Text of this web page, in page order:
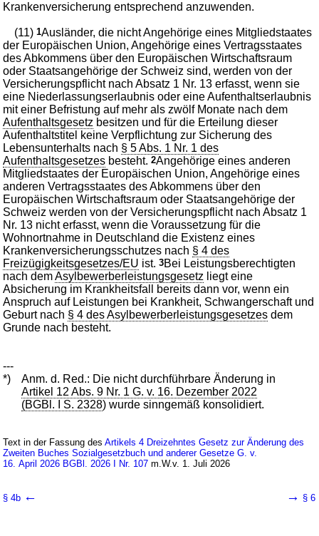
Krankenversicherung entsprechend anzuwenden.
(11)1Ausländer, die nicht Angehörige eines Mitgliedstaates
der Europäischen Union, Angehörige eines Vertragsstaates
des Abkommens über den Europäischen Wirtschaftsraum
oder Staatsangehörige der Schweiz sind, werden von der
Versicherungspflicht nach Absatz 1 Nr. 13 erfasst, wenn sie
eine Niederlassungserlaubnis oder eine Aufenthaltserlaubnis
mit einer Befristung auf mehr als zwölf Monate nach dem
Aufenthaltsgesetz besitzen und für die Erteilung dieser
Aufenthaltstitel keine Verpflichtung zur Sicherung des
Lebensunterhalts nach § 5 Abs. 1 Nr. 1 des
Aufenthaltsgesetzes besteht.2Angehörige eines anderen
Mitgliedstaates der Europäischen Union, Angehörige eines
anderen Vertragsstaates des Abkommens über den
Europäischen Wirtschaftsraum oder Staatsangehörige der
Schweiz werden von der Versicherungspflicht nach Absatz 1
Nr. 13 nicht erfasst, wenn die Voraussetzung für die
Wohnortnahme in Deutschland die Existenz eines
Krankenversicherungsschutzes nach § 4 des
Freizügigkeitsgesetzes/EU ist.3Bei Leistungsberechtigten
nach demAsylbewerberleistungsgesetz liegt eine
Absicherung im Krankheitsfall bereits dann vor, wenn ein
Anspruch auf Leistungen bei Krankheit, Schwangerschaft und
Geburt nach § 4 des Asylbewerberleistungsgesetzes dem
Grunde nach besteht.
---
*)
Anm. d. Red.: Die nicht durchführbare Änderung in
Artikel 12 Abs. 9 Nr. 1 G. v. 16. Dezember 2022
(BGBl. I S. 2328) wurde sinngemäß konsolidiert.
Text in der Fassung desArtikels 4 Dreizehntes Gesetz zur Änderung des
Zweiten Buches Sozialgesetzbuch und anderer Gesetze G. v.
16. April 2026 BGBl. 2026 I Nr. 107 m.W.v. 1. Juli 2026
§ 4b ← → § 6